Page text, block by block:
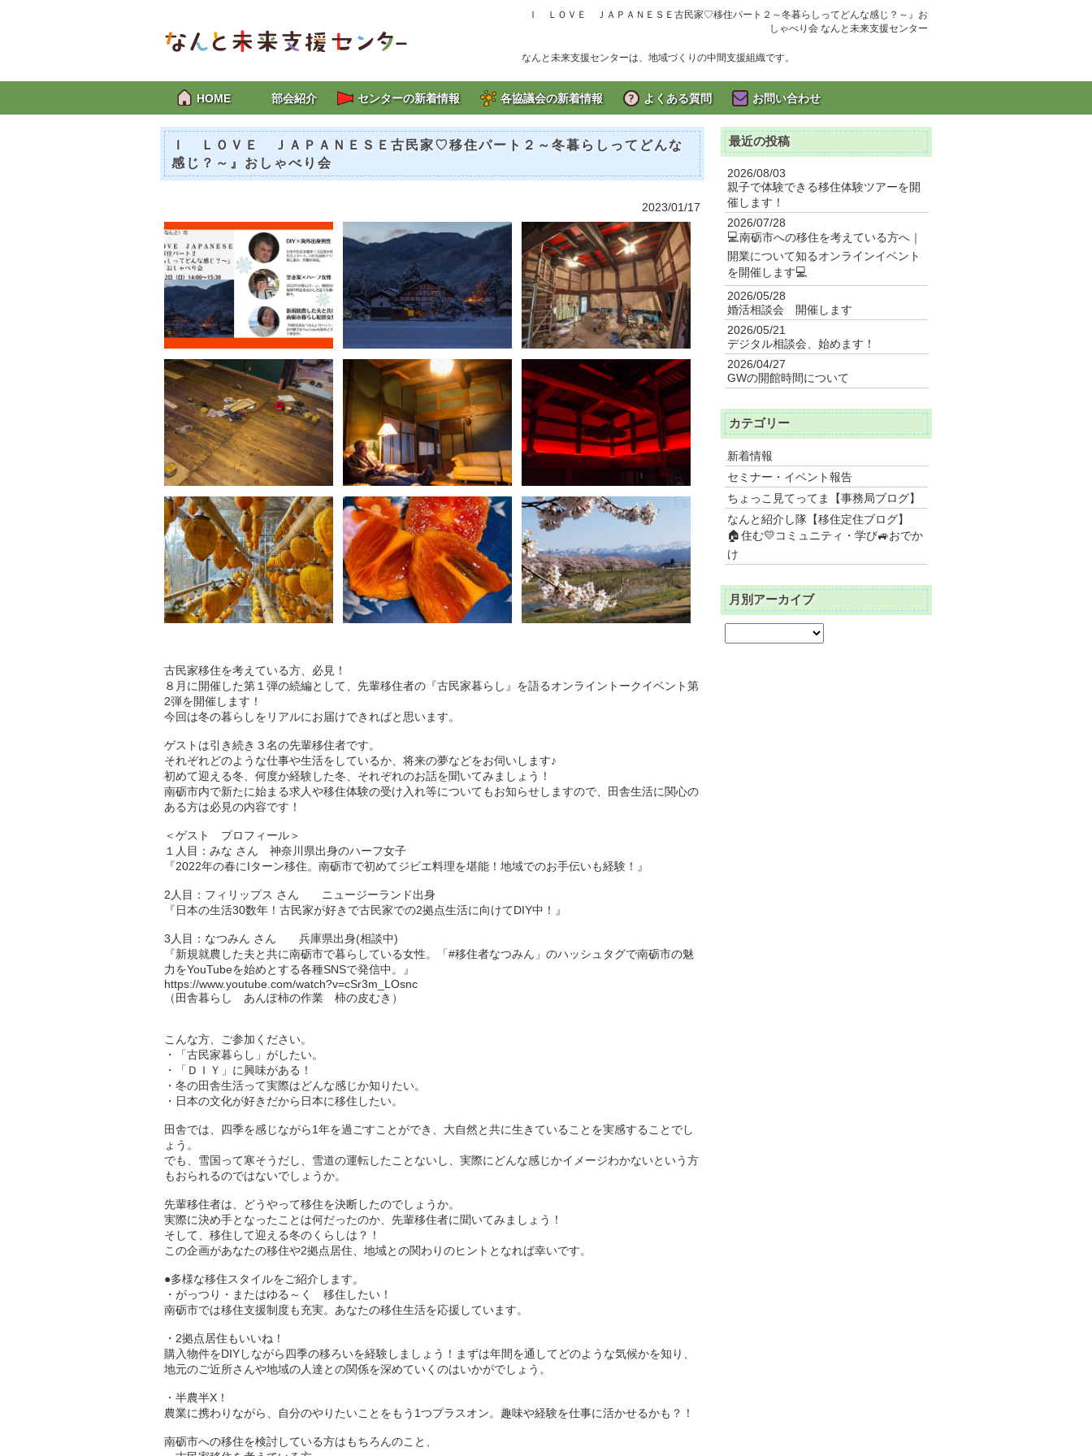
Ｉ ＬＯＶＥ ＪＡＰＡＮＥＳＥ古民家♡移住パート２～冬暮らしってどんな感じ？～』お
しゃべり会 なんと未来支援センター
なんと未来支援センターは、地域づくりの中間支援組織です。
HOME 部会紹介 センターの新着情報 各協議会の新着情報 よくある質問 お問い合わせ
Ｉ ＬＯＶＥ ＪＡＰＡＮＥＳＥ古民家♡移住パート２～冬暮らしってどんな
感じ？～』おしゃべり会
2023/01/17
古民家移住を考えている方、必見！
８月に開催した第１弾の続編として、先輩移住者の『古民家暮らし』を語るオンライントークイベント第
2弾を開催します！
今回は冬の暮らしをリアルにお届けできればと思います。
ゲストは引き続き３名の先輩移住者です。
それぞれどのような仕事や生活をしているか、将来の夢などをお伺いします♪
初めて迎える冬、何度か経験した冬、それぞれのお話を聞いてみましょう！
南砺市内で新たに始まる求人や移住体験の受け入れ等についてもお知らせしますので、田舎生活に関心の
ある方は必見の内容です！
＜ゲスト プロフィール＞
１人目：みな さん 神奈川県出身のハーフ女子
『2022年の春にIターン移住。南砺市で初めてジビエ料理を堪能！地域でのお手伝いも経験！』
2人目：フィリップス さん ニュージーランド出身
『日本の生活30数年！古民家が好きで古民家での2拠点生活に向けてDIY中！』
3人目：なつみん さん 兵庫県出身(相談中)
『新規就農した夫と共に南砺市で暮らしている女性。「#移住者なつみん」のハッシュタグで南砺市の魅
力をYouTubeを始めとする各種SNSで発信中。』
https://www.youtube.com/watch?v=cSr3m_LOsnc
（田舎暮らし あんぽ柿の作業 柿の皮むき）
こんな方、ご参加ください。
・「古民家暮らし」がしたい。
・「ＤＩＹ」に興味がある！
・冬の田舎生活って実際はどんな感じか知りたい。
・日本の文化が好きだから日本に移住したい。
田舎では、四季を感じながら1年を過ごすことができ、大自然と共に生きていることを実感することでし
ょう。
でも、雪国って寒そうだし、雪道の運転したことないし、実際にどんな感じかイメージわかないという方
もおられるのではないでしょうか。
先輩移住者は、どうやって移住を決断したのでしょうか。
実際に決め手となったことは何だったのか、先輩移住者に聞いてみましょう！
そして、移住して迎える冬のくらしは？！
この企画があなたの移住や2拠点居住、地域との関わりのヒントとなれば幸いです。
●多様な移住スタイルをご紹介します。
・がっつり・またはゆる～く 移住したい！
南砺市では移住支援制度も充実。あなたの移住生活を応援しています。
・2拠点居住もいいね！
購入物件をDIYしながら四季の移ろいを経験しましょう！まずは年間を通してどのような気候かを知り、
地元のご近所さんや地域の人達との関係を深めていくのはいかがでしょう。
・半農半X！
農業に携わりながら、自分のやりたいことをもう1つプラスオン。趣味や経験を仕事に活かせるかも？！
南砺市への移住を検討している方はもちろんのこと、
最近の投稿
2026/08/03
親子で体験できる移住体験ツアーを開
催します！
2026/07/28
💻南砺市への移住を考えている方へ｜
開業について知るオンラインイベント
を開催します💻
2026/05/28
婚活相談会 開催します
2026/05/21
デジタル相談会、始めます！
2026/04/27
GWの開館時間について
カテゴリー
新着情報
セミナー・イベント報告
ちょっこ見てってま【事務局ブログ】
なんと紹介し隊【移住定住ブログ】
🏠住む💛コミュニティ・学び🚙おでか
け
月別アーカイブ